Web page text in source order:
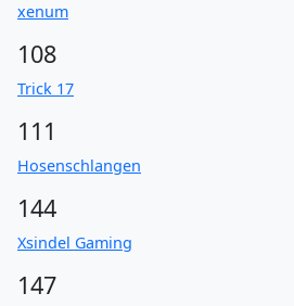
xenum
108
Trick 17
111
Hosenschlangen
144
Xsindel Gaming
147